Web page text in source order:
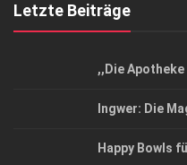
Letzte Beiträge
,,Die
Ingwer: Die
Happy Bowls